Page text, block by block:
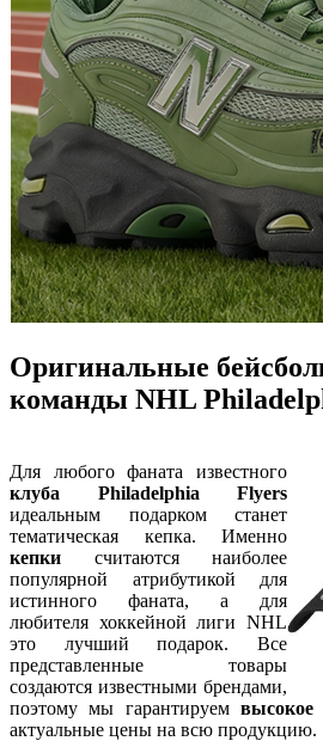
Оригинальные
команды NHL
Для любого фаната известного
клуба Philadelphia Flyers
идеальным подарком станет
тематическая кепка. Именно
кепки считаются наиболее
популярной атрибутикой для
истинного фаната, а для
любителя хоккейной лиги NHL
это лучший подарок. Все
представленные товары
создаются известными брендами,
поэтому мы гарантируем высокое
актуальные цены на всю продукцию.